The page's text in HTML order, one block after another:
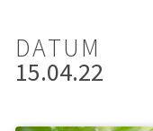
DATUM
15.04.22